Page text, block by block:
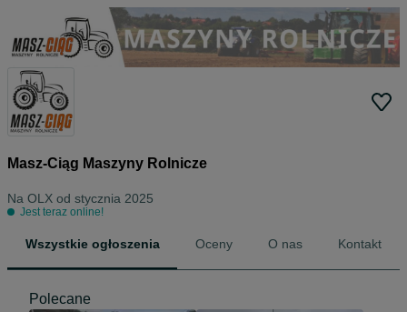
Masz-Ciąg Maszyny Rolnicze
Na OLX od stycznia 2025
Jest teraz online!
Wszystkie ogłoszenia Oceny O nas Kontakt
Polecane